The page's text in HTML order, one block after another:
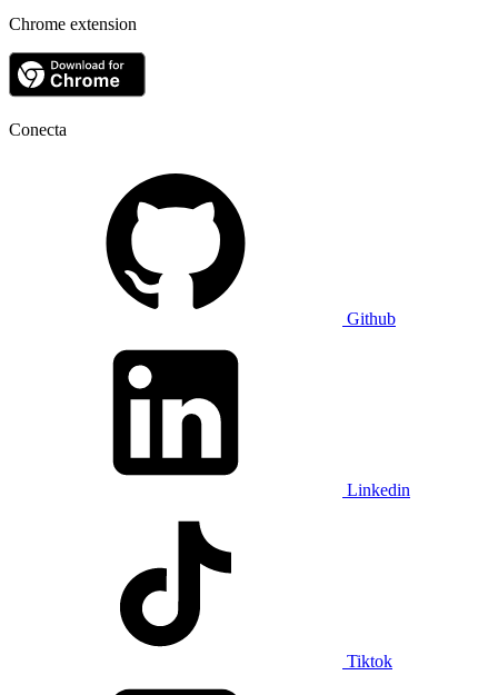
Chrome extension
Conecta
Github
Linkedin
Tiktok